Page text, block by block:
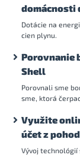
domácnosti
Dotácie na
cien plynu.
Porovnanie
Shell
Porovnali sme
sme, ktorá
Využite
účet z
Vývoj technológií